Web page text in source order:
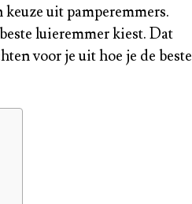
keuze uit pamperemmers.
luieremmer kiest. Dat
voor je uit hoe je de beste